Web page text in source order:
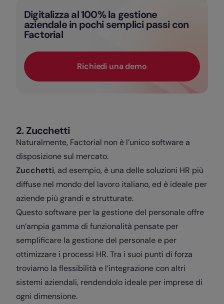
Digitalizza al 100% la gestione
aziendale in pochi semplici passi con
Factorial
Richiedi una demo
2. Zucchetti
Naturalmente, Factorial non è l’unico software a
disposizione sul mercato.
Zucchetti, ad esempio, è una delle soluzioni HR più
diffuse nel mondo del lavoro italiano, ed è ideale per
aziende più grandi e strutturate.
Questo software per la gestione del personale offre
un’ampia gamma di funzionalità pensate per
semplificare la gestione del personale e per
ottimizzare i processi HR. Tra i suoi punti di forza
troviamo la flessibilità e l’integrazione con altri
sistemi aziendali, rendendolo ideale per imprese di
ogni dimensione.